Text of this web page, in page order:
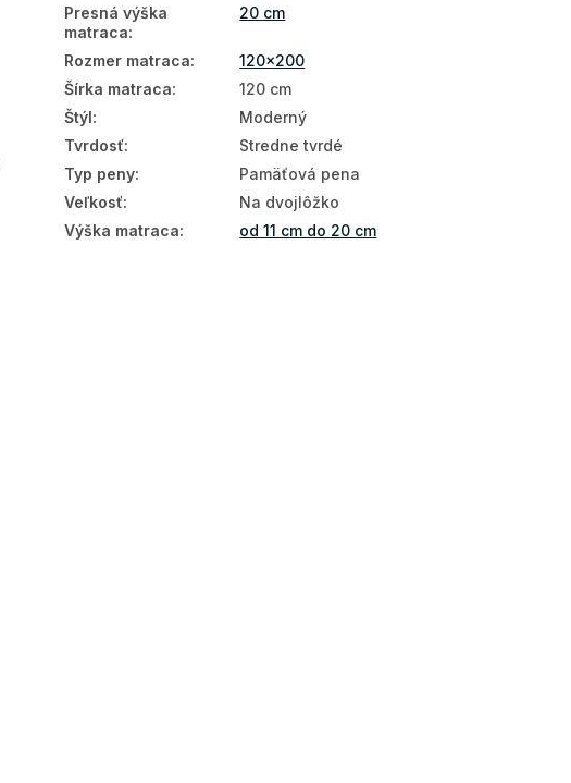
Presná výška
matraca:
20 cm
Rozmer matraca:
120x200
Šírka matraca:
120 cm
Štýl:
Moderný
Tvrdosť:
Stredne tvrdé
Typ peny:
Pamäťová pena
Veľkosť:
Na dvojlôžko
Výška matraca: od 11 cm do 20 cm